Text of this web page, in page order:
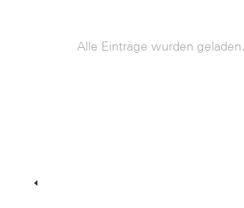
Alle Einträge wurden geladen.